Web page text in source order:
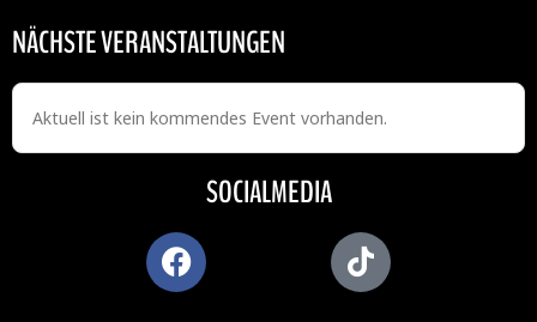
NÄCHSTE VERANSTALTUNGEN
Aktuell ist kein kommendes Event vorhanden.
SOCIALMEDIA